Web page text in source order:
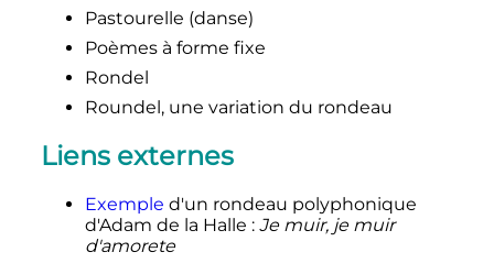
Pastourelle (danse)
Poèmes à forme fixe
Rondel
Roundel, une variation du rondeau
Liens externes
Exemple d'un rondeau polyphonique
d'Adam de la Halle : Je muir, je muir
d'amorete